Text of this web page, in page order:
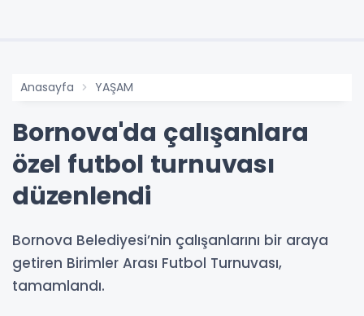
Anasayfa YAŞAM
Bornova'da çalışanlara
özel futbol turnuvası
düzenlendi
Bornova Belediyesi’nin çalışanlarını bir araya
getiren Birimler Arası Futbol Turnuvası,
tamamlandı.